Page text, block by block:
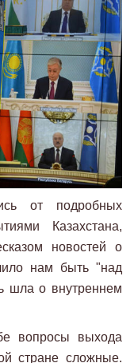
от подробных
Казахстана,
новостей о
нам быть "над
шла о внутреннем
вопросы выхода
стране сложные.